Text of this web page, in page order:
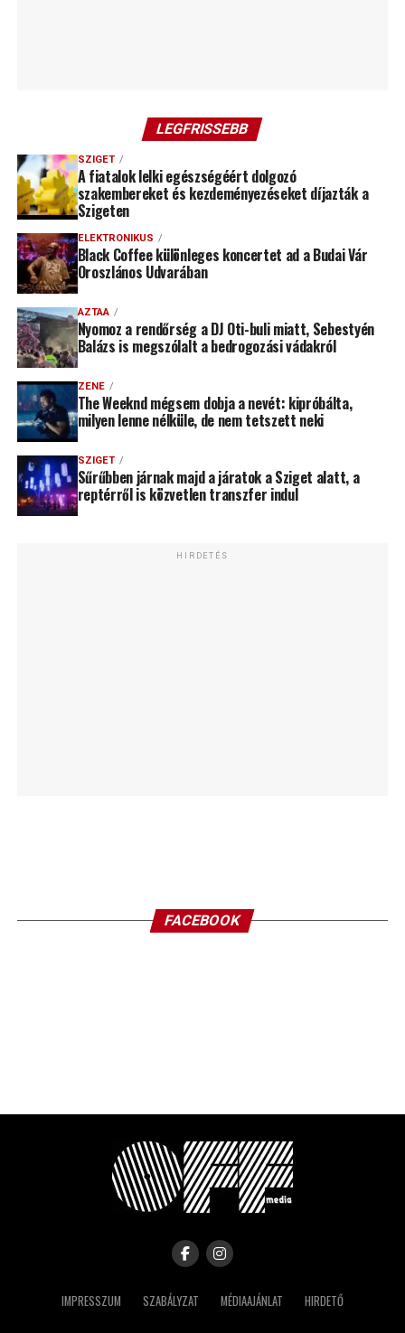
LEGFRISSEBB
SZIGET
A fiatalok lelki egészségéért dolgozó
szakembereket és kezdeményezéseket díjazták a
Szigeten
ELEKTRONIKUS
Black Coffee különleges koncertet ad a Budai Vár
Oroszlános Udvarában
AZTAA
Nyomoz a rendőrség a DJ Oti-buli miatt, Sebestyén
Balázs is megszólalt a bedrogozási vádakról
ZENE
The Weeknd mégsem dobja a nevét: kipróbálta,
milyen lenne nélküle, de nem tetszett neki
SZIGET
Sűrűbben járnak majd a járatok a Sziget alatt, a
reptérről is közvetlen transzfer indul
HIRDETÉS
FACEBOOK
IMPRESSZUM SZABÁLYZAT MÉDIAAJÁNLAT HIRDETŐ